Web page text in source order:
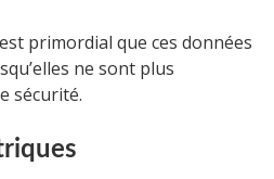
primordial que ces données
ne sont plus
sécurité.